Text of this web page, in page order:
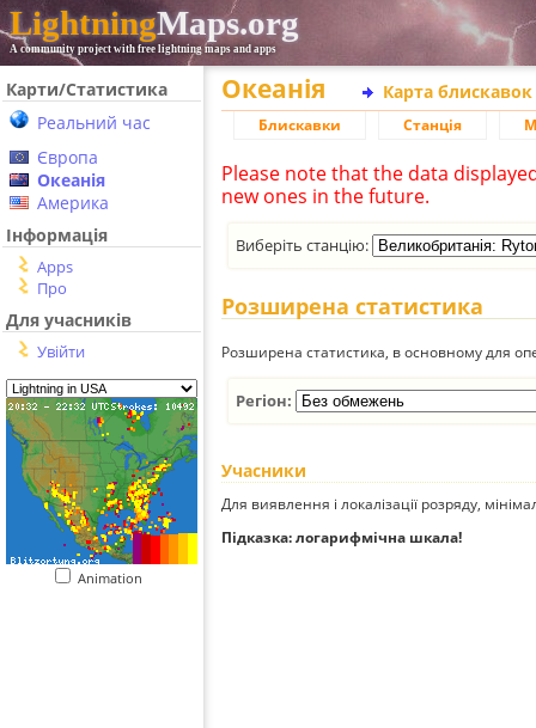
LightningMaps.org
A community project with free lightning maps and apps
Карти/Статистика
Реальний час
Європа
Океанія
Америка
Інформація
Apps
Про
Для учасників
Увійти
Animation
Океанія Карта
Блискавки Станція
Please note that the data
new ones in the future.
Виберіть станцію:
Розширена статистика
Розширена статистика, в основному для
Регіон:
Учасники
Для виявлення і локалізації розряду,
Підказка: логарифмічна шкала!